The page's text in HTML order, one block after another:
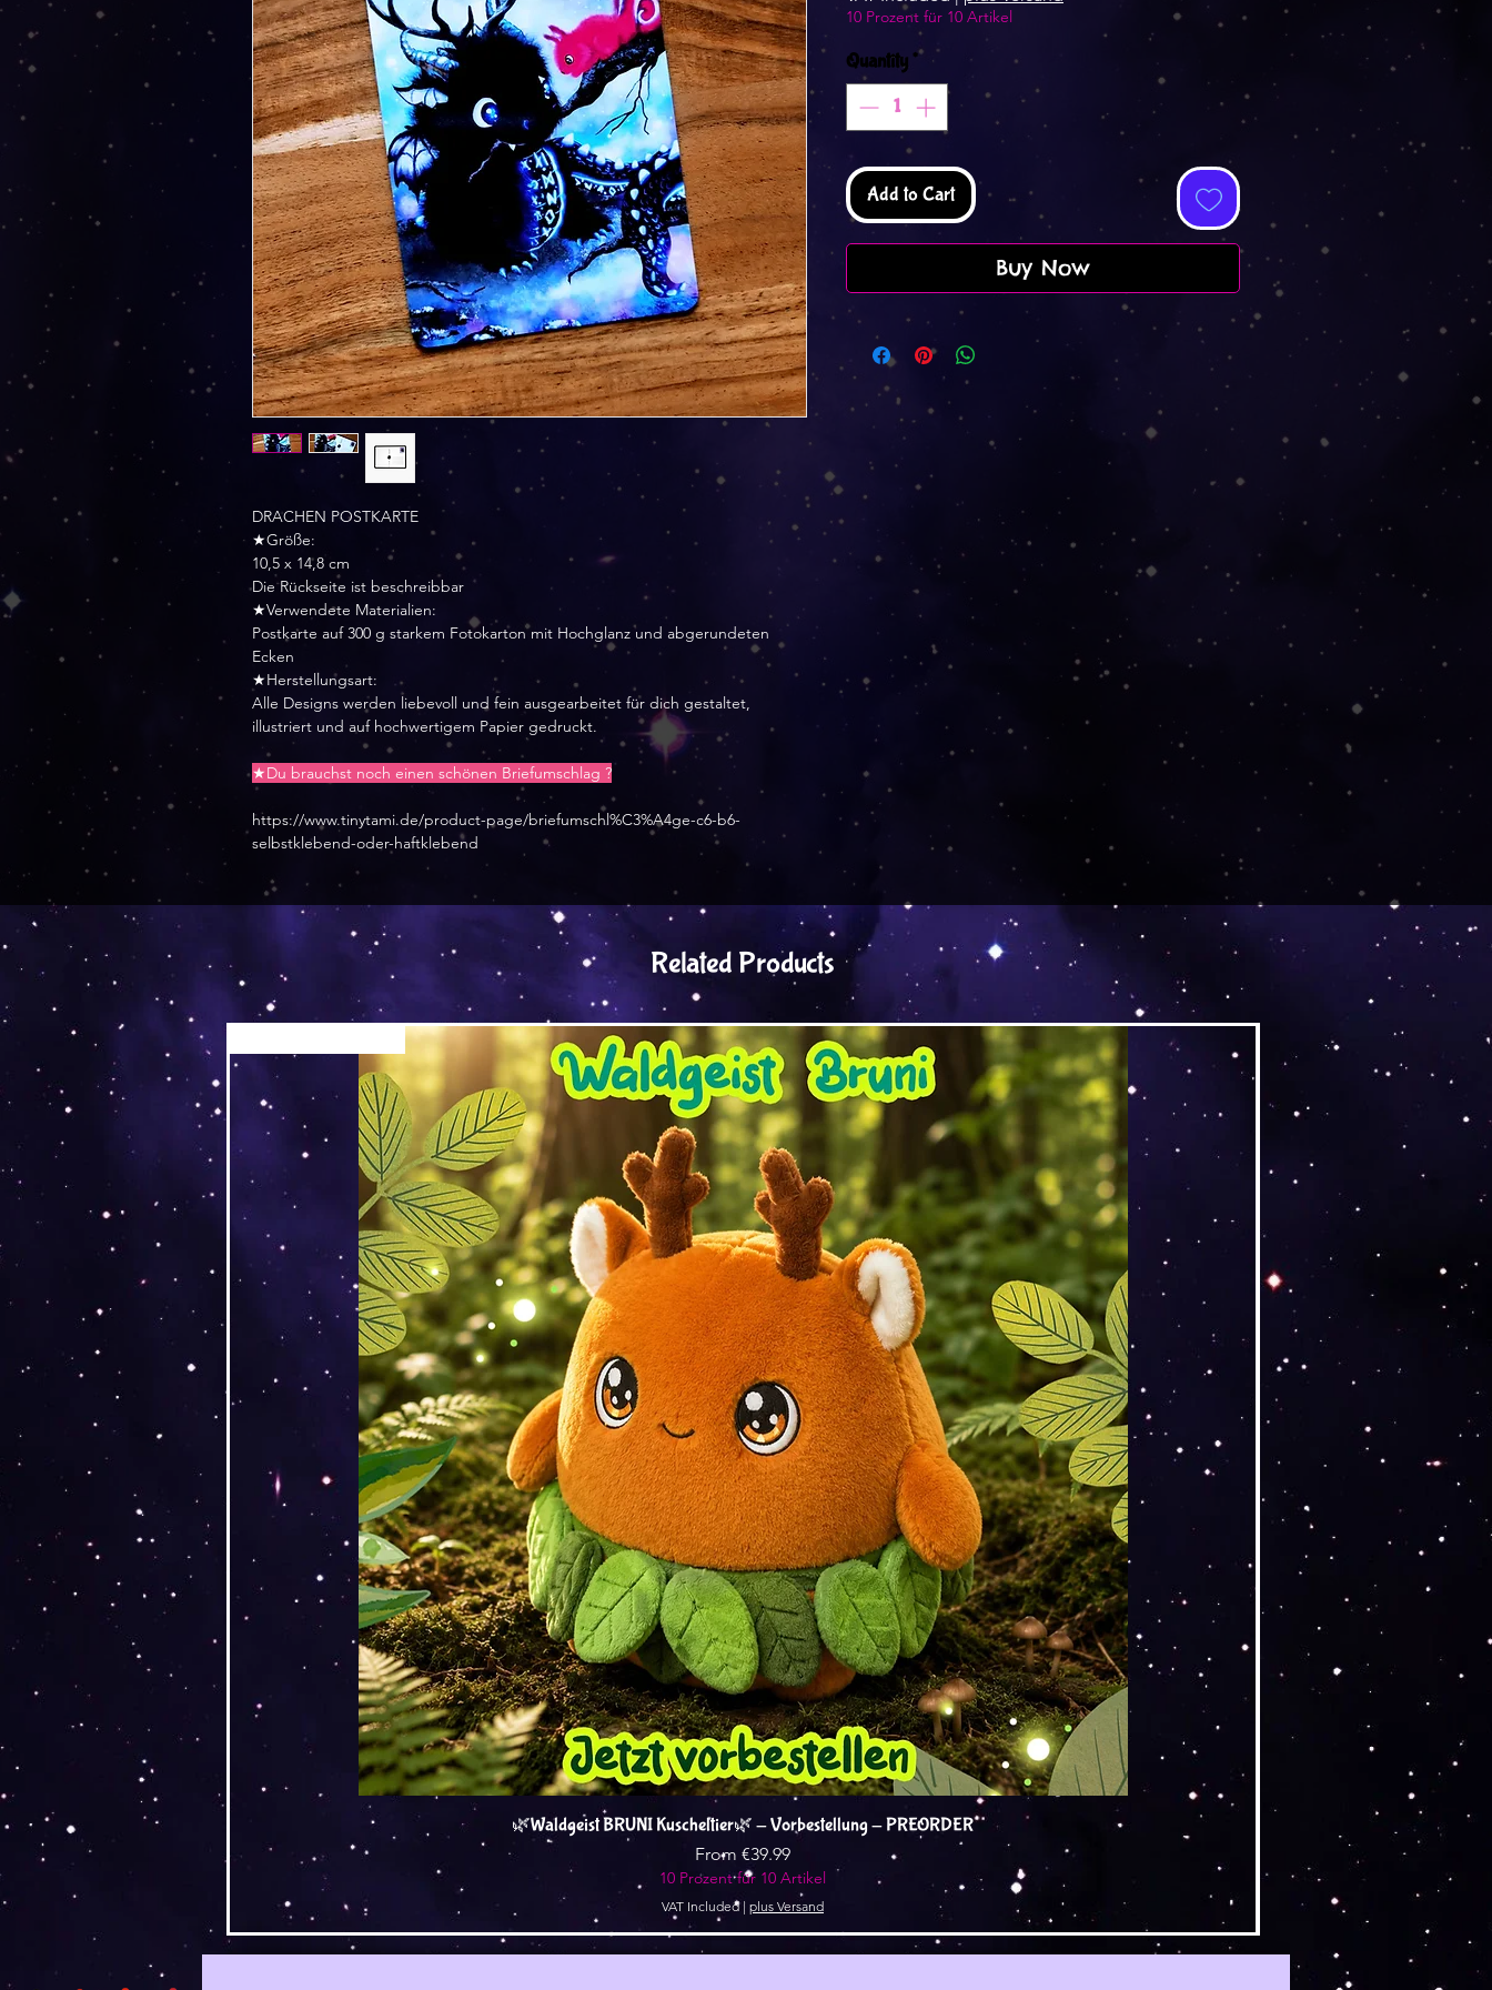
DRACHEN POSTKARTE
★Größe:
10,5 x 14,8 cm
Die Rückseite ist beschreibbar
★Verwendete Materialien:
Postkarte auf 300 g starkem Fotokarton mit Hochglanz und abgerundeten
Ecken
★Herstellungsart:
Alle Designs werden liebevoll und fein ausgearbeitet für dich gestaltet,
illustriert und auf hochwertigem Papier gedruckt.
★Du brauchst noch einen schönen Briefumschlag ?
https://www.tinytami.de/product-page/briefumschl%C3%A4ge-c6-b6-
selbstklebend-oder-haftklebend
10 Prozent für 10 Artikel
Quantity*
Add to Cart
Buy Now
Related Products
Quick View
🌿Waldgeist BRUNI Kuscheltier🌿 - Vorbestellung - PREORDER
From €39.99
Sale Price
10 Prozent für 10 Artikel
VAT Included| plus Versand
Versand by DruckGuru